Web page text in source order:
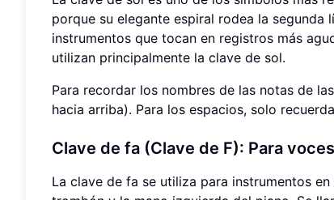
porque su elegante espiral rodea la segunda
instrumentos que tocan en registros más
utilizan principalmente la clave de sol.
Para recordar los nombres de las notas de
hacia arriba). Para los espacios, solo
Clave de fa (Clave de F): Para
La clave de fa se utiliza para instrumentos